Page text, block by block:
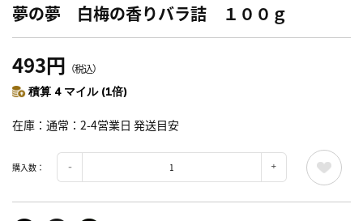
夢の夢 白梅の香りバラ詰 １００ｇ
493円 （税込）
積算 4 マイル (1倍)
在庫 通常：2-4営業日 発送目安
購入数：